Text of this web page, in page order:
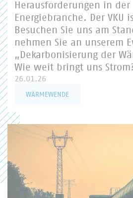
Herausforderungen in der
Energiebranche. Der VKU
Besuchen Sie uns am
nehmen Sie an unserem
„Dekarbonisierung der
Wie weit bringt uns
26.01.26
WÄRMEWENDE